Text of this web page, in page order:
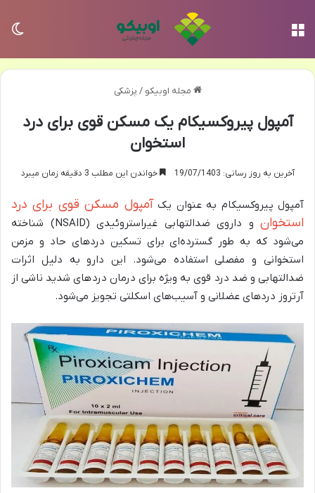
مجله اوبیکو / پزشکی
آمپول پیروکسیکام یک مسکن قوی برای درد
استخوان
آخرین به روز رسانی: 19/07/1403 خواندن این مطلب 3 دقیقه زمان میبرد
آمپول پیروکسیکام به عنوان یکآمپول مسکن قوی برای درد
استخوان
و داروی ضدالتهابی غیراستروئیدی (NSAID) شناخته
می‌شود که به طور گسترده‌ای برای تسکین دردهای حاد و مزمن
استخوانی و مفصلی استفاده می‌شود. این دارو به دلیل اثرات
ضدالتهابی و ضد درد قوی به ویژه برای درمان دردهای شدید ناشی از
آرتروز دردهای عضلانی و آسیب‌های اسکلتی تجویز می‌شود.